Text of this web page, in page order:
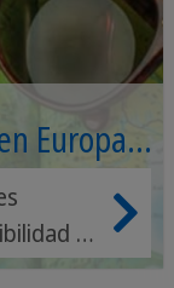
Europa:
y
país